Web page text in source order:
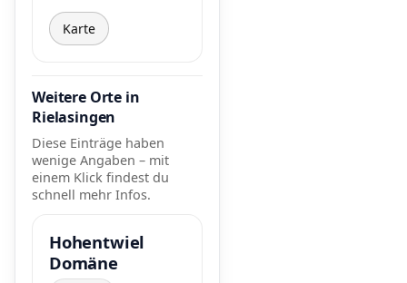
Karte
Weitere Orte in
Rielasingen
Diese Einträge haben
wenige Angaben – mit
einem Klick findest du
schnell mehr Infos.
Hohentwiel
Domäne